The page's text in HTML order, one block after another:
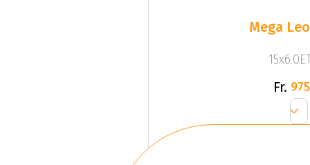
Mega
Fr.